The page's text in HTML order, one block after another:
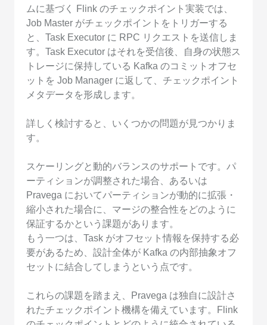
ムに基づく Flink のチェックポイント実装では、
Job Master がチェックポイントをトリガーする
と、Task Executor に RPC リクエストを送信しま
す。Task Executor はそれを受信後、自身の状態ス
トレージに保持している Kafka のコミットオフセ
ットを Job Manager に返して、チェックポイント
メタデータを形成します。
詳しく検討すると、いくつかの問題が見つかりま
す。
スケーリングと動的バランスのサポートです。パ
ーティションが調整された場合、あるいは
Pravega においてパーティションが動的に拡張・
縮小された場合に、マージの整合性をどのように
保証するかという課題があります。
もう一つは、Task がオフセット情報を保持する必
要があるため、設計全体が Kafka の内部抽象オフ
セットに結合してしまうという点です。
これらの課題を踏まえ、Pravega は独自に設計さ
れたチェックポイント機構を備えています。Flink